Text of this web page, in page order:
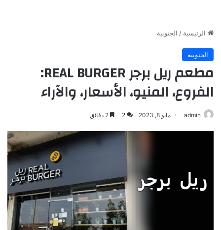
الرئيسية / الجنوبية
الجنوبية
مطعم ريل برجر REAL BURGER:
الفروع، المنيو، الأسعار، والآراء
admin مايو 8, 2023 2